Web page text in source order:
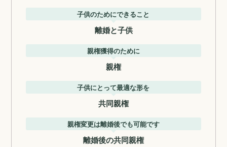
子供のためにできること
離婚と子供
親権獲得のために
親権
子供にとって最適な形を
共同親権
親権変更は離婚後でも可能です
離婚後の共同親権